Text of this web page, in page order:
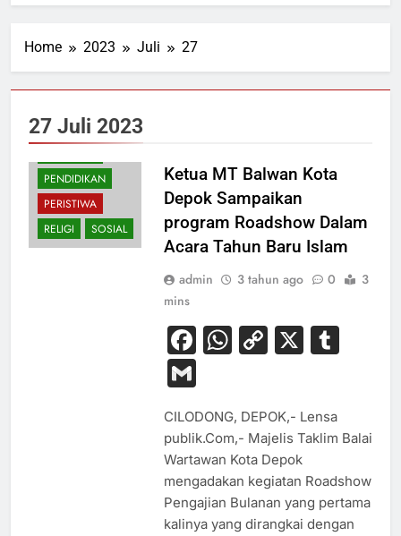
Home 2023 Juli 27
27 Juli 2023
PENDIDIKAN
PERISTIWA
RELIGI
SOSIAL
Ketua MT Balwan Kota
Depok Sampaikan
program Roadshow Dalam
Acara Tahun Baru Islam
admin 3 tahun ago 0
3
mins
Facebook
WhatsApp
Copy
X
Gmail
CILODONG, DEPOK,- Lensa
publik.Com,- Majelis Taklim Balai
Wartawan Kota Depok
mengadakan kegiatan Roadshow
Pengajian Bulanan yang pertama
kalinya yang dirangkai dengan